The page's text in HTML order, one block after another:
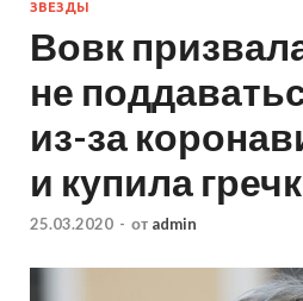
ЗВЕЗДЫ
Вовк
не
из-за
и купила
25.03.2020 - от admin